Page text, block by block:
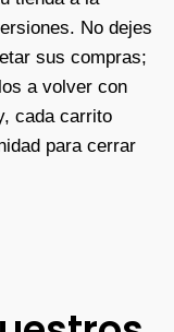
No dejes
sus compras;
a volver con
cada carrito
para cerrar